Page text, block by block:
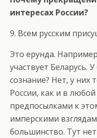
интересах России?
9. Всем русским
Это ерунда.
участвует Беларусь.
сознание? Нет, у них
России, как и в
предпосылками к
имперскими
большинство. Тут